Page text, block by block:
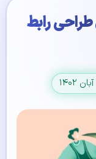
طراحی رابط